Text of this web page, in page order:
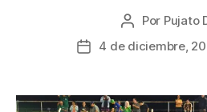
Por Pujato
4 de diciembre,